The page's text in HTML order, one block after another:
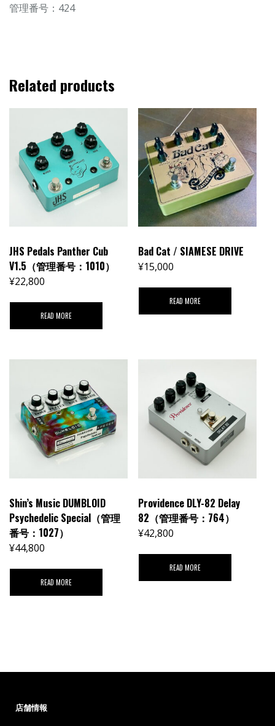
管理番号：424
Related products
JHS Pedals Panther Cub
V1.5（管理番号：1010）
¥22,800
READ MORE
Bad Cat / SIAMESE DRIVE
¥15,000
READ MORE
Shin’s Music DUMBLOID
Psychedelic Special（管理
番号：1027）
¥44,800
READ MORE
Providence DLY-82 Delay
82（管理番号：764）
¥42,800
READ MORE
店舗情報